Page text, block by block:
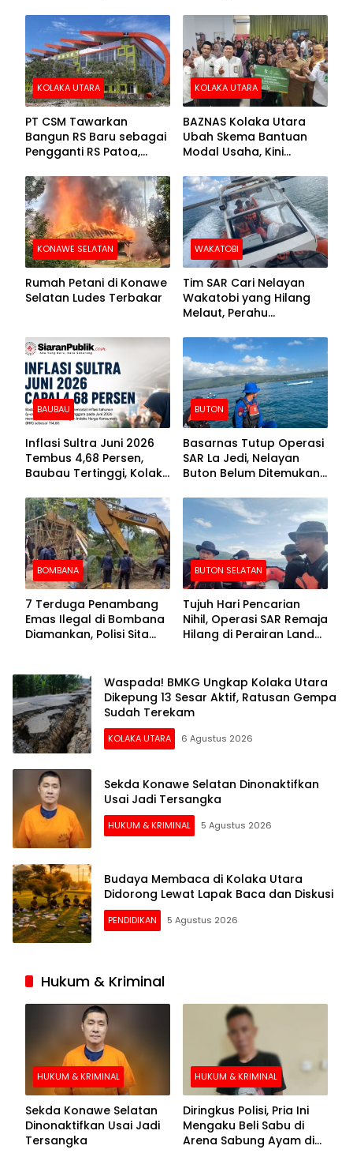
KOLAKA UTARA
PT CSM Tawarkan
Bangun RS Baru sebagai
Pengganti RS Patoa,
Kolut
KOLAKA UTARA
BAZNAS Kolaka Utara
Ubah Skema Bantuan
Modal Usaha, Kini
Barang Senilai Rp419,5
Juta
KONAWE SELATAN
Rumah Petani di Konawe
Selatan Ludes Terbakar
WAKATOBI
Tim SAR Cari Nelayan
Wakatobi yang Hilang
Melaut, Perahu
Kemasukan Air
BAUBAU
Inflasi Sultra Juni 2026
Tembus 4,68 Persen,
Baubau Tertinggi, Kolaka
BUTON
Basarnas Tutup Operasi
SAR La Jedi, Nelayan
Buton Belum Ditemukan
BOMBANA
7 Terduga Penambang
Emas Ilegal di Bombana
Diamankan, Polisi Sita
BUTON SELATAN
Tujuh Hari Pencarian
Nihil, Operasi SAR Remaja
Hilang di Perairan Lande
Waspada! BMKG Ungkap Kolaka Utara
Dikepung 13 Sesar Aktif, Ratusan Gempa
Sudah Terekam
KOLAKA UTARA 6 Agustus 2026
Sekda Konawe Selatan Dinonaktifkan
Usai Jadi Tersangka
HUKUM & KRIMINAL 5 Agustus 2026
Budaya Membaca di Kolaka Utara
Didorong Lewat Lapak Baca dan Diskusi
PENDIDIKAN 5 Agustus 2026
Hukum & Kriminal
HUKUM & KRIMINAL
Sekda Konawe Selatan
Dinonaktifkan Usai Jadi
Tersangka
HUKUM & KRIMINAL
Diringkus Polisi, Pria Ini
Mengaku Beli Sabu di
Arena Sabung Ayam di